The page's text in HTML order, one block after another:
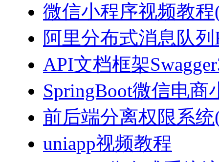
微信小程序视频教程
阿里分布式消息队
API文档框架
SpringBoot微信电商
前后端分离权限系统
uniapp视频教程